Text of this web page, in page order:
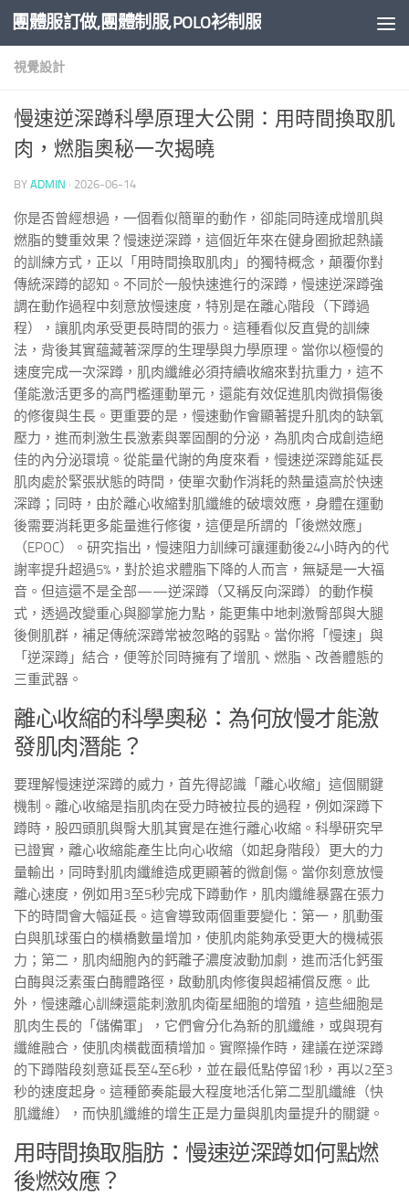
Skip to content
團體服訂做,團體制服,POLO衫制服
視覺設計
慢速逆深蹲科學原理大公開：用時間換取肌
肉，燃脂奧秘一次揭曉
BY ADMIN · 2026-06-14
你是否曾經想過，一個看似簡單的動作，卻能同時達成增肌與
燃脂的雙重效果？慢速逆深蹲，這個近年來在健身圈掀起熱議
的訓練方式，正以「用時間換取肌肉」的獨特概念，顛覆你對
傳統深蹲的認知。不同於一般快速進行的深蹲，慢速逆深蹲強
調在動作過程中刻意放慢速度，特別是在離心階段（下蹲過
程），讓肌肉承受更長時間的張力。這種看似反直覺的訓練
法，背後其實蘊藏著深厚的生理學與力學原理。當你以極慢的
速度完成一次深蹲，肌肉纖維必須持續收縮來對抗重力，這不
僅能激活更多的高門檻運動單元，還能有效促進肌肉微損傷後
的修復與生長。更重要的是，慢速動作會顯著提升肌肉的缺氧
壓力，進而刺激生長激素與睪固酮的分泌，為肌肉合成創造絕
佳的內分泌環境。從能量代謝的角度來看，慢速逆深蹲能延長
肌肉處於緊張狀態的時間，使單次動作消耗的熱量遠高於快速
深蹲；同時，由於離心收縮對肌纖維的破壞效應，身體在運動
後需要消耗更多能量進行修復，這便是所謂的「後燃效應」
（EPOC）。研究指出，慢速阻力訓練可讓運動後24小時內的代
謝率提升超過5%，對於追求體脂下降的人而言，無疑是一大福
音。但這還不是全部——逆深蹲（又稱反向深蹲）的動作模
式，透過改變重心與腳掌施力點，能更集中地刺激臀部與大腿
後側肌群，補足傳統深蹲常被忽略的弱點。當你將「慢速」與
「逆深蹲」結合，便等於同時擁有了增肌、燃脂、改善體態的
三重武器。
離心收縮的科學奧秘：為何放慢才能激
發肌肉潛能？
要理解慢速逆深蹲的威力，首先得認識「離心收縮」這個關鍵
機制。離心收縮是指肌肉在受力時被拉長的過程，例如深蹲下
蹲時，股四頭肌與臀大肌其實是在進行離心收縮。科學研究早
已證實，離心收縮能產生比向心收縮（如起身階段）更大的力
量輸出，同時對肌肉纖維造成更顯著的微創傷。當你刻意放慢
離心速度，例如用3至5秒完成下蹲動作，肌肉纖維暴露在張力
下的時間會大幅延長。這會導致兩個重要變化：第一，肌動蛋
白與肌球蛋白的橫橋數量增加，使肌肉能夠承受更大的機械張
力；第二，肌肉細胞內的鈣離子濃度波動加劇，進而活化鈣蛋
白酶與泛素蛋白酶體路徑，啟動肌肉修復與超補償反應。此
外，慢速離心訓練還能刺激肌肉衛星細胞的增殖，這些細胞是
肌肉生長的「儲備軍」，它們會分化為新的肌纖維，或與現有
纖維融合，使肌肉橫截面積增加。實際操作時，建議在逆深蹲
的下蹲階段刻意延長至4至6秒，並在最低點停留1秒，再以2至3
秒的速度起身。這種節奏能最大程度地活化第二型肌纖維（快
肌纖維），而快肌纖維的增生正是力量與肌肉量提升的關鍵。
用時間換取脂肪：慢速逆深蹲如何點燃
後燃效應？